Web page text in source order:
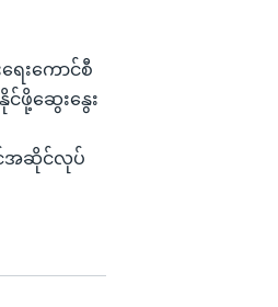
ေးကောင်စီ
ဆွေးနွေး
င်အဆိုင်လုပ်